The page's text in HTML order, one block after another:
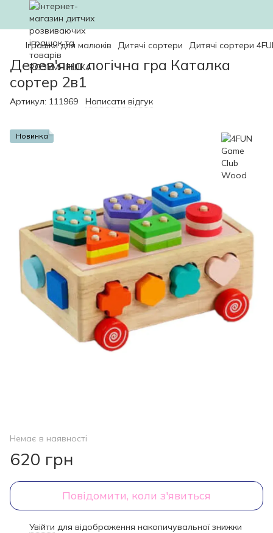
Іграшки для малюків Дитячі сортери Дитячі сортери
Дерев'яна логічна гра Каталка
сортер 2в1
Артикул: 111969 Написати відгук
Новинка
Немає в наявності
620 грн
Повідомити, коли з'явиться
Увійти для відображення накопичувальної знижки